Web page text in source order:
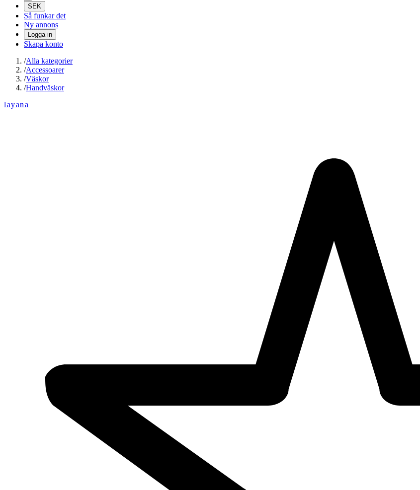
SEK
Så funkar det
Ny annons
Logga in
Skapa konto
/Alla kategorier
/Accessoarer
/Väskor
/Handväskor
layana